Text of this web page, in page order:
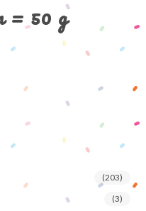
= 50 g
(203)
(3)